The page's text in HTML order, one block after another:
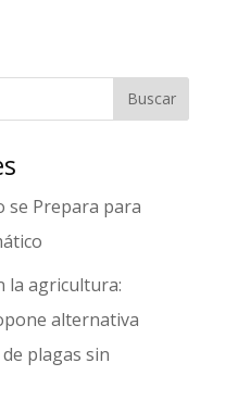
se Prepara para
la agricultura:
alternativa
plagas sin